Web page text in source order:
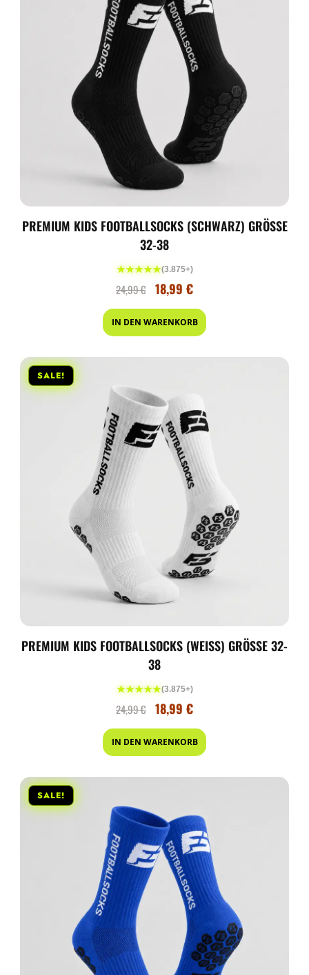
PREMIUM KIDS FOOTBALLSOCKS (SCHWARZ) GRÖSSE 3
2-38
★★★★★(3.875+)
24,99€ 18,99 €
IN DEN WARENKORB
SALE!
PREMIUM KIDS FOOTBALLSOCKS (WEISS) GRÖSSE 32-38
★★★★★(3.875+)
24,99€ 18,99 €
IN DEN WARENKORB
SALE!